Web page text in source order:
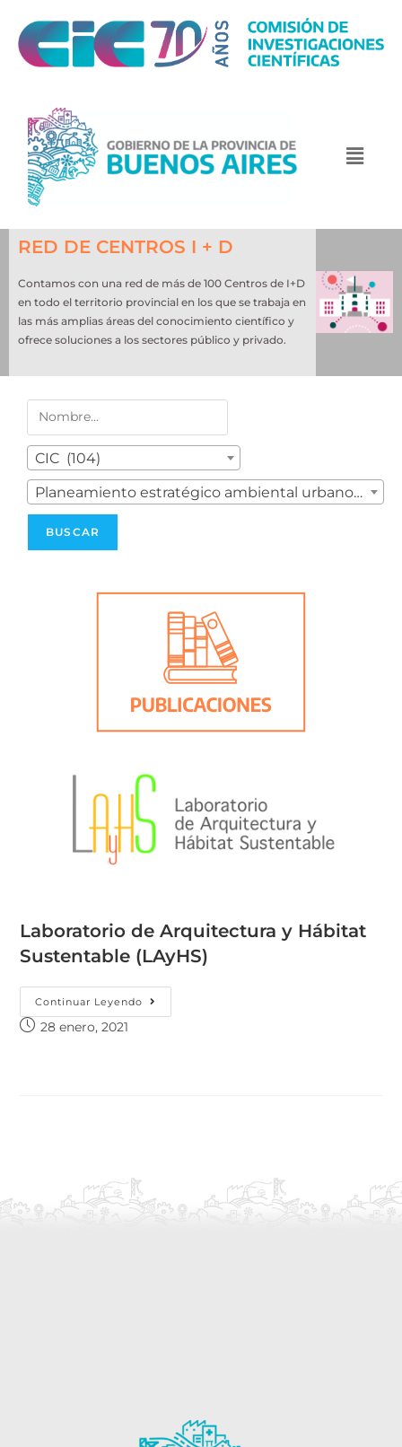
RED DE CENTROS I + D
Contamos con una red de más de 100 Centros de I+D
en todo el territorio provincial en los que se trabaja en
las más amplias áreas del conocimiento científico y
ofrece soluciones a los sectores público y privado.
CIC (104)
Planeamiento estratégico ambiental urbano (1)
Laboratorio de Arquitectura y Hábitat
Sustentable (LAyHS)
Continuar Leyendo
28 enero, 2021